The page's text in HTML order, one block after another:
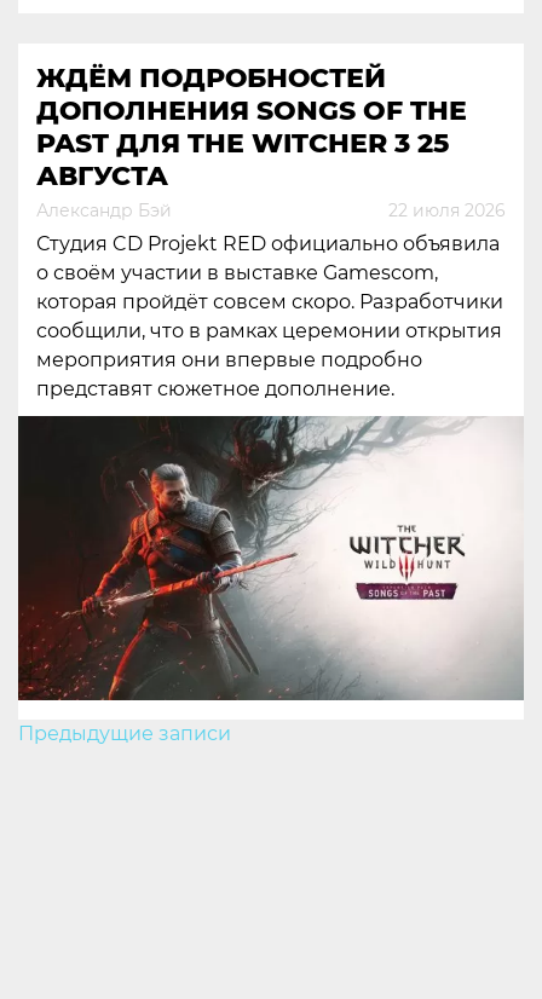
ЖДЁМ ПОДРОБНОСТЕЙ
ДОПОЛНЕНИЯ SONGS OF THE
PAST ДЛЯ THE WITCHER 3 25
АВГУСТА
Александр Бэй 22 июля 2026
Студия CD Projekt RED официально объявила
о своём участии в выставке Gamescom,
которая пройдёт совсем скоро. Разработчики
сообщили, что в рамках церемонии открытия
мероприятия они впервые подробно
представят сюжетное дополнение.
Навигация
Предыдущие записи